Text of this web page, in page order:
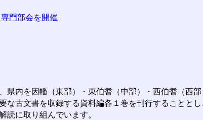
門部会を開催
県内を因幡（東部）・東伯耆（中部）・西伯耆（西
な古文書を収録する資料編各１巻を刊行することとし
読に取り組んでいます。